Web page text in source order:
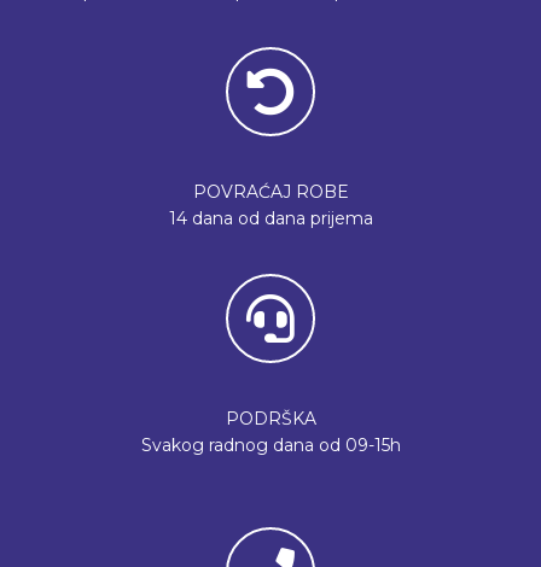
POVRAĆAJ ROBE
14 dana od dana prijema
PODRŠKA
Svakog radnog dana od 09-15h